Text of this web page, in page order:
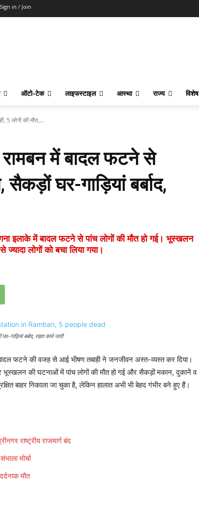
Sign in / Join
ऑटो-टेक लाइफस्टाइल आस्था राज्य विशेष
5 लोगों की मौत,...
में बादल फटने से
सैकड़ों घर-गाड़ियां बर्बाद,
इलाके में बादल फटने से पांच लोगों की मौत हो गई। भूस्खलन
लोगों को बचा लिया गया।
बर्बाद, राहत कार्य जारी
फटने की वजह से आई भीषण तबाही ने जनजीवन अस्त-व्यस्त कर दिया।
की घटनाओं में पांच लोगों की मौत हो गई और सैकड़ों मकान, दुकानें व
बाहर निकाला जा चुका है, लेकिन हालात अभी भी बेहद गंभीर बने हुए हैं।
राष्ट्रीय राजमार्ग बंद
मोर्चा
मौत